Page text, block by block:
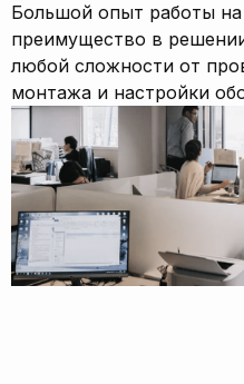
Большой опыт работы
преимущество в
любой сложности от
монтажа и настройки